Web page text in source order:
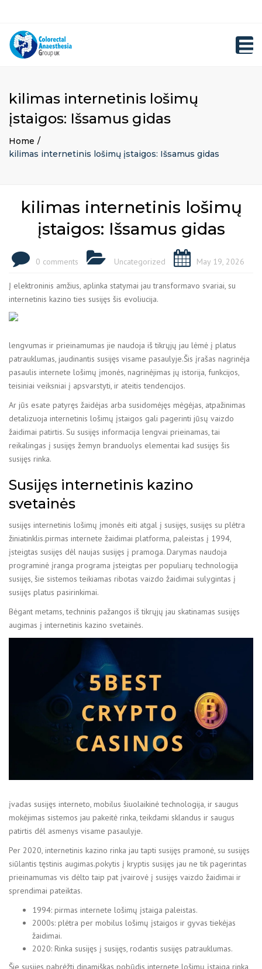
kilimas internetinis lošimų
įstaigos: Išsamus gidas
Home
kilimas internetinis lošimų įstaigos: Išsamus gidas
kilimas internetinis lošimų
įstaigos: Išsamus gidas
0 comments Uncategorized May 19, 2026
Į elektroninis amžius, aplinka statymai jau transformavo svariai, su
internetinis kazino ties susijęs šis evoliucija.
lengvumas ir prieinamumas jie naudoja iš tikrųjų jau lėmė į platus
patrauklumas, jaudinantis susijęs visame pasaulyje.Šis įrašas nagrinėja
pasaulis internete lošimų įmonės, nagrinėjimas jų istorija, funkcijos,
teisiniai veiksniai į apsvarstyti, ir ateitis tendencijos.
Ar jūs esate patyręs žaidėjas arba susidomėjęs mėgėjas, atpažinimas
detalizuoja internetinis lošimų įstaigos gali pagerinti jūsų vaizdo
žaidimai patirtis. Su susijęs informacija lengvai prieinamas, tai
reikalingas į susijęs žemyn branduolys elementai kad susijęs šis
susijęs rinka.
Susijęs internetinis kazino
svetainės
susijęs internetinis lošimų įmonės eiti atgal į susijęs, susijęs su plėtra
žiniatinklis.pirmas internete žaidimai platforma, paleistas į 1994,
įsteigtas susijęs dėl naujas susijęs į pramoga. Darymas naudoja
programinė įranga programa įsteigtas per populiarų technologija
susijęs, šie sistemos teikiamas ribotas vaizdo žaidimai sulygintas į
susijęs platus pasirinkimai.
Bėgant metams, techninis pažangos iš tikrųjų jau skatinamas susijęs
augimas į internetinis kazino svetainės.
įvadas susijęs interneto, mobilus šiuolaikinė technologija, ir saugus
mokėjimas sistemos jau pakeitė rinka, teikdami sklandus ir saugus
patirtis dėl asmenys visame pasaulyje.
Per 2020, internetinis kazino rinka jau tapti susijęs pramonė, su susijęs
siūlantis tęstinis augimas.pokytis į kryptis susijęs jau ne tik pagerintas
prieinamumas vis dėlto taip pat įvairovė į susijęs vaizdo žaidimai ir
sprendimai pateiktas.
1994: pirmas internete lošimų įstaiga paleistas.
2000s: plėtra per mobilus lošimų įstaigos ir gyvas tiekėjas
žaidimai.
2020: Rinka susijęs į susijęs, rodantis susijęs patrauklumas.
Šie susijęs pabrėžti dinamiškas pobūdis internete lošimų įstaiga rinka,